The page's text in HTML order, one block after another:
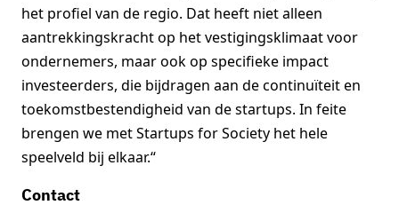
het profiel van de regio. Dat heeft niet alleen
aantrekkingskracht op het vestigingsklimaat voor
ondernemers, maar ook op specifieke impact
investeerders, die bijdragen aan de continuïteit en
toekomstbestendigheid van de startups. In feite
brengen we met Startups for Society het hele
speelveld bij elkaar.“
Contact